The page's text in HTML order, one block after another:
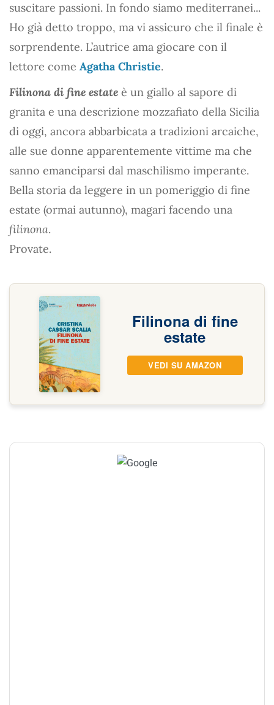
suscitare passioni. In fondo siamo mediterranei...
Ho già detto troppo, ma vi assicuro che il finale è
sorprendente. L’autrice ama giocare con il
lettore come Agatha Christie.
Filinona di fine estate è un giallo al sapore di
granita e una descrizione mozzafiato della Sicilia
di oggi, ancora abbarbicata a tradizioni arcaiche,
alle sue donne apparentemente vittime ma che
sanno emanciparsi dal maschilismo imperante.
Bella storia da leggere in un pomeriggio di fine
estate (ormai autunno), magari facendo una
filinona.
Provate.
Filinona di fine
estate
VEDI SU AMAZON